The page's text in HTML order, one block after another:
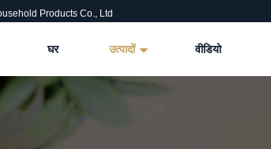
Products Co., Ltd
घर उत्पादों वीडियो